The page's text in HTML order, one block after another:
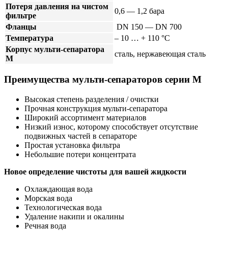
Потеря давления на чистом
фильтре
0,6 — 1,2 бара
Фланцы
DN 150 — DN 700
Температура
– 10 … + 110 °C
Корпус мульти-сепаратора
M
сталь, нержавеющая сталь
Преимущества мульти-сепараторов серии M
Высокая степень разделения / очистки
Прочная конструкция мульти-сепаратора
Широкий ассортимент материалов
Низкий износ, которому способствует отсутствие
подвижных частей в сепараторе
Простая установка фильтра
Небольшие потери концентрата
Новое определение чистоты для вашей жидкости
Охлаждающая вода
Морская вода
Технологическая вода
Удаление накипи и окалины
Речная вода